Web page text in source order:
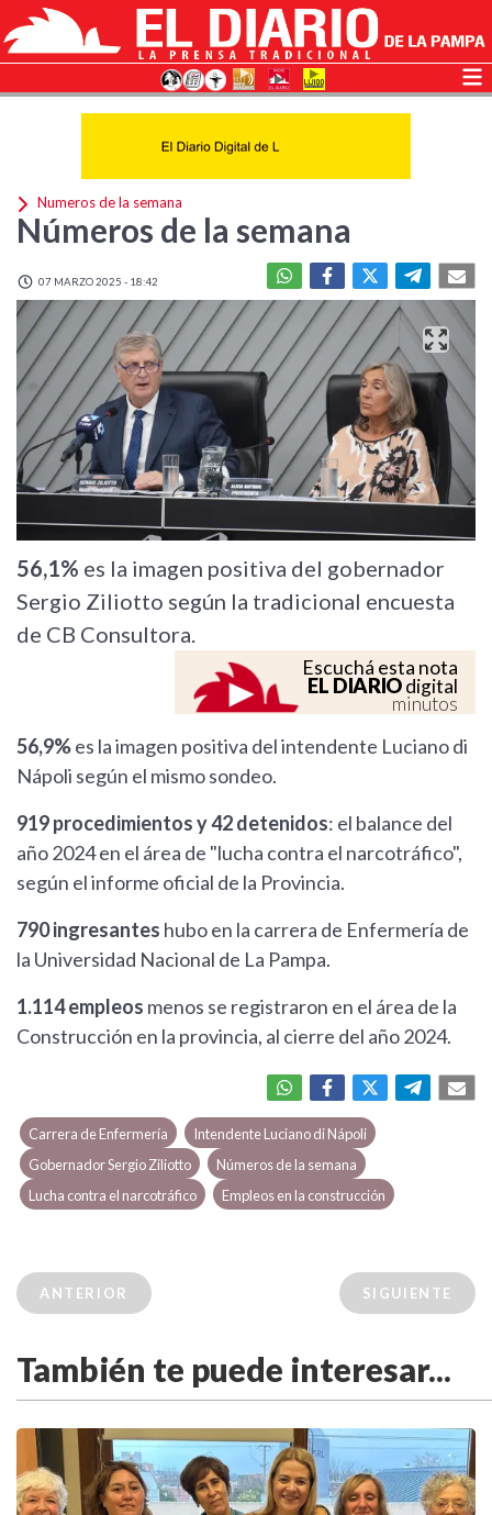
Numeros de la semana
Números de la semana
07 MARZO 2025 - 18:42
56,1% es la imagen positiva del gobernador
Sergio Ziliotto según la tradicional encuesta
de CB Consultora.
Escuchá esta nota
EL DIARIOdigital
minutos
56,9%es la imagen positiva del intendente Luciano di
Nápoli según el mismo sondeo.
919 procedimientos y 42 detenidos: el balance del
año 2024 en el área de "lucha contra el narcotráfico",
según el informe oficial de la Provincia.
790 ingresantes hubo en la carrera de Enfermería de
la Universidad Nacional de La Pampa.
1.114 empleos menos se registraron en el área de la
Construcción en la provincia, al cierre del año 2024.
Carrera de Enfermería
Intendente Luciano di Nápoli
Gobernador Sergio Ziliotto
Números de la semana
Lucha contra el narcotráfico
Empleos en la construcción
ANTERIOR SIGUIENTE
También te puede interesar...